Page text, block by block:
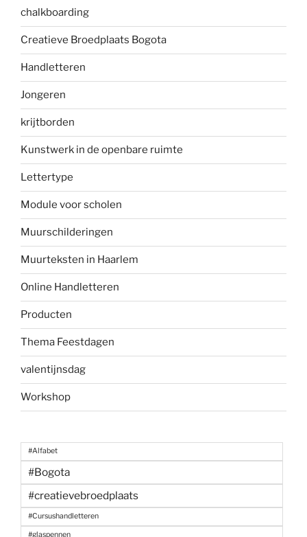
chalkboarding
Creatieve Broedplaats Bogota
Handletteren
Jongeren
krijtborden
Kunstwerk in de openbare ruimte
Lettertype
Module voor scholen
Muurschilderingen
Muurteksten in Haarlem
Online Handletteren
Producten
Thema Feestdagen
valentijnsdag
Workshop
#Alfabet
#Bogota
#creatievebroedplaats
#Cursushandletteren
#glaspennen